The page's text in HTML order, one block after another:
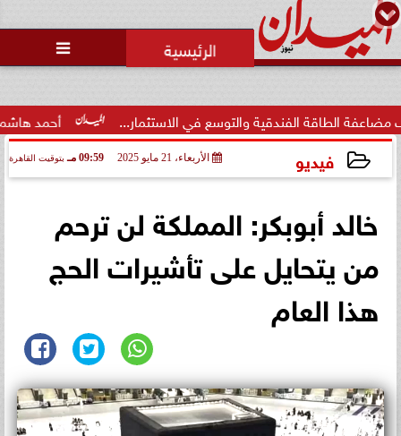

أحمد هاشم: الفندقية والتوسع في الاستثمار...
فيديو الأربعاء، 21 مايو 2025 09:59 مـ بتوقيت القاهرة
خالد أبوبكر: المملكة لن ترحم
من يتحايل على تأشيرات الحج
هذا العام